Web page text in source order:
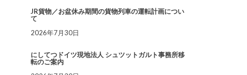
JR貨物／お盆休み期間の貨物列車の運転計画につい
て
2026年7月30日
にしてつドイツ現地法人 シュツットガルト事務所移
転のご案内